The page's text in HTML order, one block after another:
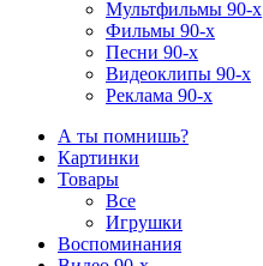
Мультфильмы 90-х
Фильмы 90-х
Песни 90-х
Видеоклипы 90-х
Реклама 90-х
А ты помнишь?
Картинки
Товары
Все
Игрушки
Воспоминания